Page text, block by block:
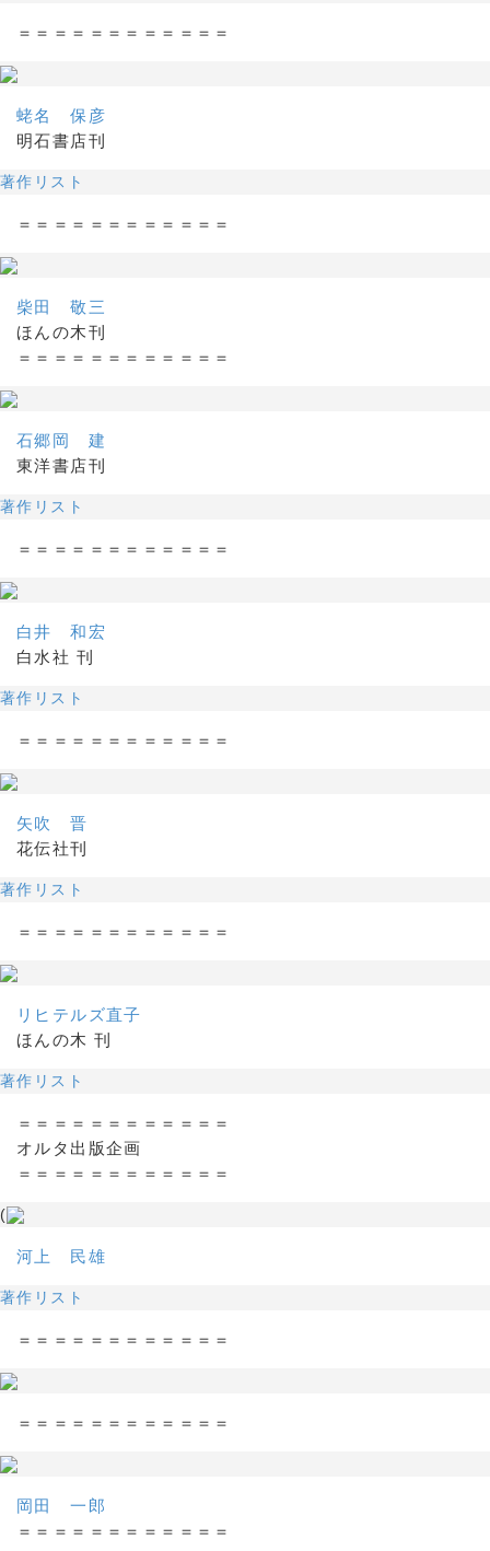
＝＝＝＝＝＝＝＝＝＝＝＝
蛯名 保彦
明石書店刊
著作リスト
＝＝＝＝＝＝＝＝＝＝＝＝
柴田 敬三
ほんの木刊
＝＝＝＝＝＝＝＝＝＝＝＝
石郷岡 建
東洋書店刊
著作リスト
＝＝＝＝＝＝＝＝＝＝＝＝
白井 和宏
白水社 刊
著作リスト
＝＝＝＝＝＝＝＝＝＝＝＝
矢吹 晋
花伝社刊
著作リスト
＝＝＝＝＝＝＝＝＝＝＝＝
リヒテルズ直子
ほんの木 刊
著作リスト
＝＝＝＝＝＝＝＝＝＝＝＝
オルタ出版企画
＝＝＝＝＝＝＝＝＝＝＝＝
(
河上 民雄
著作リスト
＝＝＝＝＝＝＝＝＝＝＝＝
＝＝＝＝＝＝＝＝＝＝＝＝
岡田 一郎
＝＝＝＝＝＝＝＝＝＝＝＝